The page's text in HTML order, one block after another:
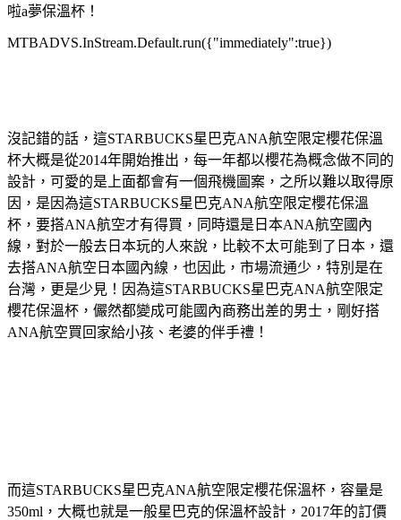
啦a夢保溫杯！
MTBADVS.InStream.Default.run({"immediately":true})
沒記錯的話，這STARBUCKS星巴克ANA航空限定櫻花保溫
杯大概是從2014年開始推出，每一年都以櫻花為概念做不同的
設計，可愛的是上面都會有一個飛機圖案，之所以難以取得原
因，是因為這STARBUCKS星巴克ANA航空限定櫻花保溫
杯，要搭ANA航空才有得買，同時還是日本ANA航空國內
線，對於一般去日本玩的人來說，比較不太可能到了日本，還
去搭ANA航空日本國內線，也因此，市場流通少，特別是在
台灣，更是少見！因為這STARBUCKS星巴克ANA航空限定
櫻花保溫杯，儼然都變成可能國內商務出差的男士，剛好搭
ANA航空買回家給小孩、老婆的伴手禮！
而這STARBUCKS星巴克ANA航空限定櫻花保溫杯，容量是
350ml，大概也就是一般星巴克的保溫杯設計，2017年的訂價